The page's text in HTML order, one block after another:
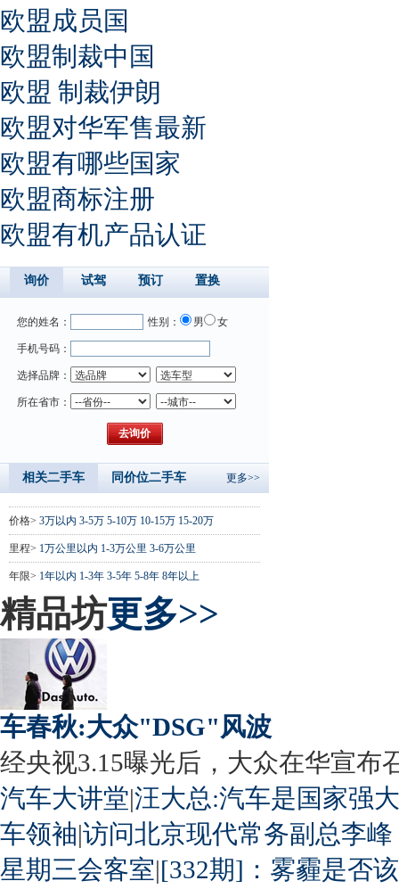
欧盟成员国
欧盟制裁中国
欧盟 制裁伊朗
欧盟对华军售最新
欧盟有哪些国家
欧盟商标注册
欧盟有机产品认证
询价 试驾 预订 置换
您的姓名： 性别： 男 女
手机号码：
选择品牌：
所在省市：
相关二手车 同价位二手车 更多>>
价格> 3万以内 3-5万 5-10万 10-15万 15-20万
里程> 1万公里以内 1-3万公里 3-6万公里
年限> 1年以内 1-3年 3-5年 5-8年 8年以上
精品坊更多>>
车春秋:大众"DSG"风波
经央视3.15曝光后，大众在华宣布
汽车大讲堂|汪大总:汽车是国家强
车领袖|访问北京现代常务副总李峰
星期三会客室|[332期]：雾霾是否